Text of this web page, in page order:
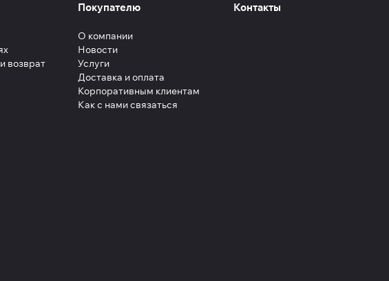
возврат
Покупателю
О компании
Новости
Услуги
Доставка и оплата
Корпоративным клиентам
Как с нами связаться
Контакты